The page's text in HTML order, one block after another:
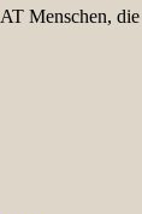
Menschen,